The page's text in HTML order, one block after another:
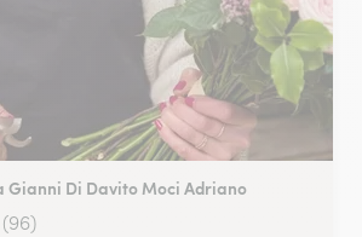
Gianni Di Davito Moci Adriano